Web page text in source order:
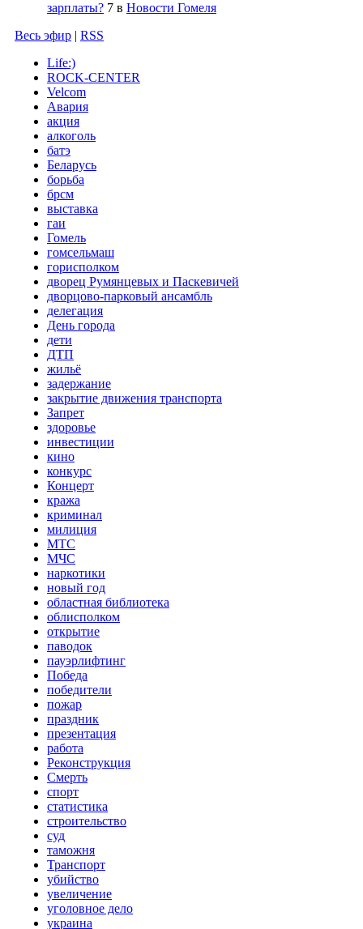
зарплаты? 7 в Новости Гомеля
Весь эфир | RSS
Life:)
ROCK-CENTER
Velcom
Авария
акция
алкоголь
батэ
Беларусь
борьба
брсм
выставка
гаи
Гомель
гомсельмаш
горисполком
дворец Румянцевых и Паскевичей
дворцово-парковый ансамбль
делегация
День города
дети
ДТП
жильё
задержание
закрытие движения транспорта
Запрет
здоровье
инвестиции
кино
конкурс
Концерт
кража
криминал
милиция
МТС
МЧС
наркотики
новый год
областная библиотека
облисполком
открытие
паводок
пауэрлифтинг
Победа
победители
пожар
праздник
презентация
работа
Реконструкция
Смерть
спорт
статистика
строительство
суд
таможня
Транспорт
убийство
увеличение
уголовное дело
украина